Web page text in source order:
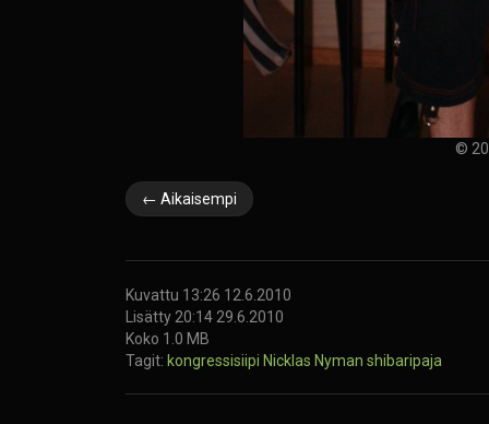
©
← Aikaisempi
Kuvattu 13:26 12.6.2010
Lisätty 20:14 29.6.2010
Koko 1.0 MB
Tagit: kongressisiipi Nicklas Nyman shibaripaja